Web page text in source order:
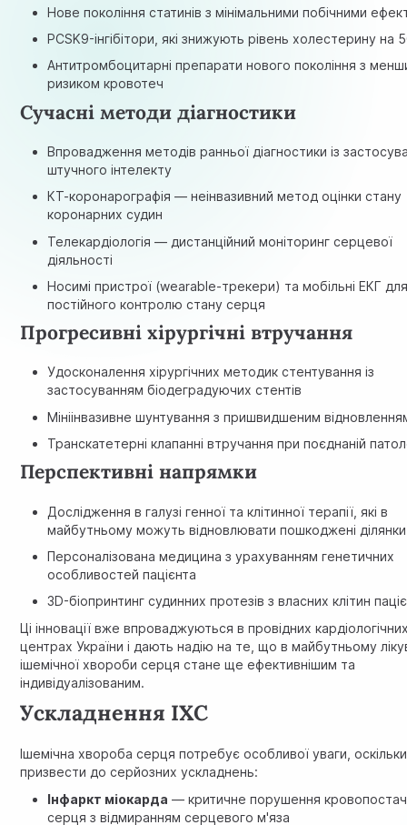
Нове покоління статинів з мінімальними побічними
PCSK9-інгібітори, які знижують рівень холестерину на
Антитромбоцитарні препарати нового покоління з
ризиком кровотеч
Сучасні методи діагностики
Впровадження методів ранньої діагностики із
штучного інтелекту
КТ-коронарографія — неінвазивний метод оцінки стану
коронарних судин
Телекардіологія — дистанційний моніторинг серцевої
діяльності
Носимі пристрої (wearable-трекери) та мобільні ЕКГ
постійного контролю стану серця
Прогресивні хірургічні втручання
Удосконалення хірургічних методик стентування із
застосуванням біодеградуючих стентів
Мініінвазивне шунтування з пришвидшеним
Транскатетерні клапанні втручання при поєднаній
Перспективні напрямки
Дослідження в галузі генної та клітинної терапії, які в
майбутньому можуть відновлювати пошкоджені
Персоналізована медицина з урахуванням генетичних
особливостей пацієнта
3D-біопринтинг судинних протезів з власних клітин
Ці інновації вже впроваджуються в провідних
центрах України і дають надію на те, що в майбутньому
ішемічної хвороби серця стане ще ефективнішим та
індивідуалізованим.
Ускладнення ІХС
Ішемічна хвороба серця потребує особливої уваги,
призвести до серйозних ускладнень:
Інфаркт міокарда — критичне порушення
серця з відмиранням серцевого м'яза